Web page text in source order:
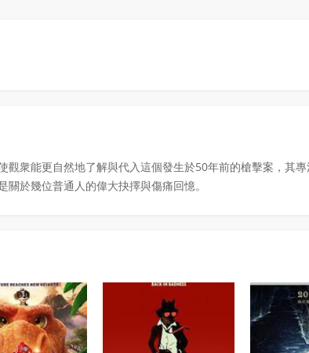
衆能更自然地了解與代入這個發生於50年前的槍擊案，其
於幾位普通人的偉大抉擇與傷痛回憶。